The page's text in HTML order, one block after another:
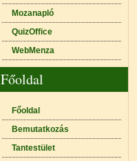
Mozanapló
QuizOffice
WebMenza
Főoldal
Főoldal
Bemutatkozás
Tantestület